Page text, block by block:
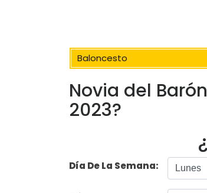
Baloncesto
Novia del
2023?
Día De La Semana: